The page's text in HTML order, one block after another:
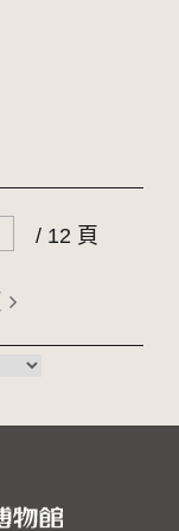
/ 12 頁